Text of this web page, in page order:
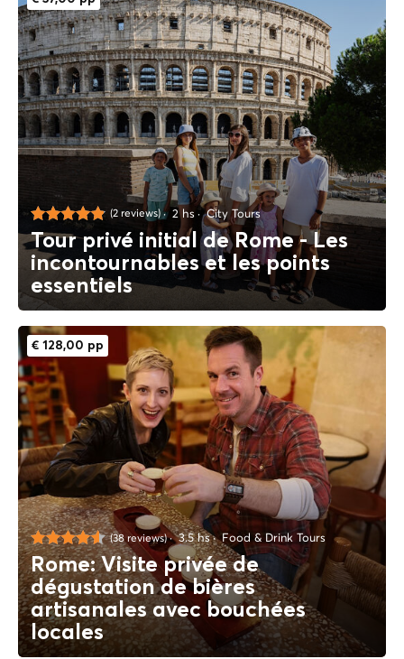
(2 reviews) 2 hs City Tours
Tour privé initial de Rome - Les
incontournables et les points
essentiels
€ 128,00 pp
(38 reviews) 3.5 hs Food & Drink Tours
Rome: Visite privée de
dégustation de bières
artisanales avec bouchées
locales